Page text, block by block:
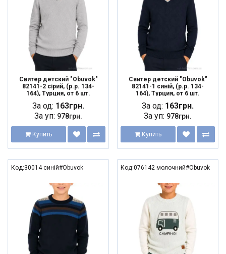
Свитер детский "Obuvok"
82141-2 сірий, (р.р. 134-
164), Турция, от 6 шт.
За од: 163грн.
За уп: 978грн.
Купить
Свитер детский "Obuvok"
82141-1 синій, (р.р. 134-
164), Турция, от 6 шт.
За од: 163грн.
За уп: 978грн.
Купить
Код:30014 синій#Obuvok Код:076142 молочний#Obuvok